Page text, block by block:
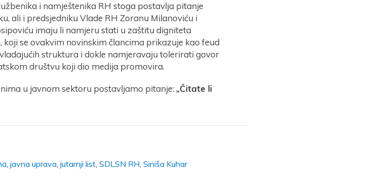
i namještenika RH stoga postavlja pitanje
ali i predsjedniku Vlade RH Zoranu Milanoviću i
imaju li namjeru stati u zaštitu digniteta
koji se ovakvim novinskim člancima prikazuje kao feud
struktura i dokle namjeravaju tolerirati govor
društvu koji dio medija promovira.
u javnom sektoru postavljamo pitanje: „Čitate li
, javna uprava, jutarnji list, SDLSN RH, Siniša Kuhar